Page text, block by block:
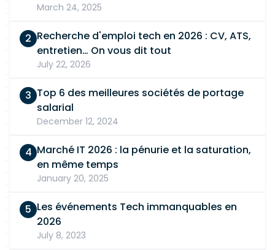
March 24, 2025
Recherche d'emploi tech en 2026 : CV, ATS,
entretien… On vous dit tout
July 22, 2026
Top 6 des meilleures sociétés de portage
salarial
December 12, 2024
Marché IT 2026 : la pénurie et la saturation,
en même temps
January 20, 2025
Les événements Tech immanquables en
2026
July 8, 2023